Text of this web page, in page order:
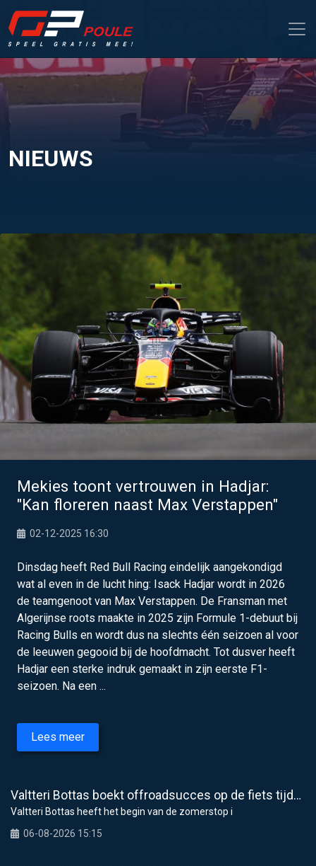
NIEUWS
Mekies toont vertrouwen in Hadjar:
"Kan floreren naast Max Verstappen"
02-12-2025 16:30
Dinsdag heeft Red Bull Racing eindelijk aangekondigd
wat al even in de lucht hing: Isack Hadjar wordt in 2026
de teamgenoot van Max Verstappen. De Fransman met
Algerijnse roots maakte in 2025 zijn Formule 1-debuut bij
Racing Bulls en wordt dus na slechts één seizoen al voor
de leeuwen gegooid bij de hoofdmacht. Tot dusver heeft
Hadjar een sterke indruk gemaakt in zijn eerste F1-
seizoen. Na een ...
Lees meer
Valtteri Bottas boekt offroadsucces op de fiets tijdens F1-zomerstop
Valtteri Bottas heeft het begin van de zomerstop i
06-08-2026 15:15